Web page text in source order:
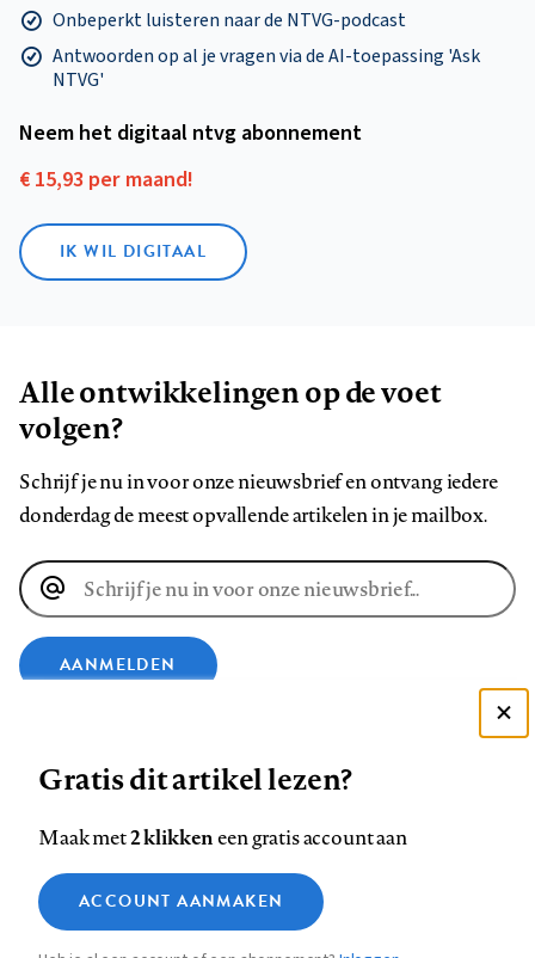
Onbeperkt luisteren naar de NTVG-podcast
Antwoorden op al je vragen via de AI-toepassing 'Ask
NTVG'
Neem het digitaal ntvg abonnement
€ 15,93 per maand!
IK WIL DIGITAAL
Alle ontwikkelingen op de voet
volgen?
Schrijf je nu in voor onze nieuwsbrief en ontvang iedere
donderdag de meest opvallende artikelen in je mailbox.
E-
mailadres
AANMELDEN
op
Facebook
op
LinkedIn
op
Bluesky
ons
op
InstagramYouTube
Footer
Contact Colofon Disclaimer Privacy
Medische vragen verdienen
betrouwbare antwoorden
Zie onze cookie policy
Analytische cookies
Gratis dit artikel lezen?
Maak met2 klikkeneen gratis account aan
ACCOUNT AANMAKEN